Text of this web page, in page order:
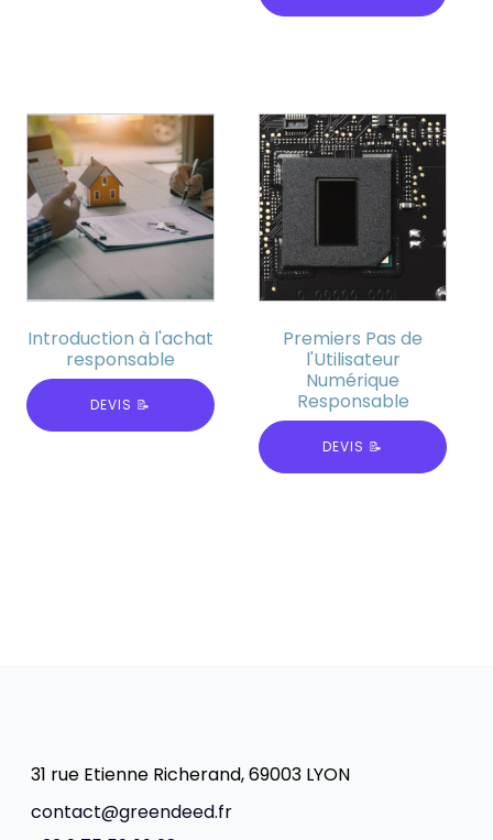
Introduction à l'achat
responsable
DEVIS 📝
Premiers Pas de
l'Utilisateur
Numérique
Responsable
DEVIS 📝
31 rue Etienne Richerand, 69003 LYON
contact@greendeed.fr